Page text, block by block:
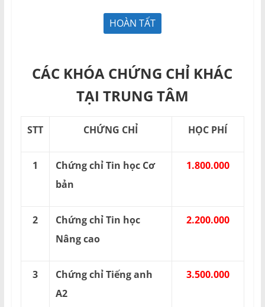
CÁC KHÓA CHỨNG CHỈ KHÁC
TẠI TRUNG TÂM
STT CHỨNG CHỈ HỌC PHÍ
1
Chứng chỉ Tin học Cơ
bản
1.800.000
2
Chứng chỉ Tin học
Nâng cao
2.200.000
3
Chứng chỉ Tiếng anh
A2
3.500.000